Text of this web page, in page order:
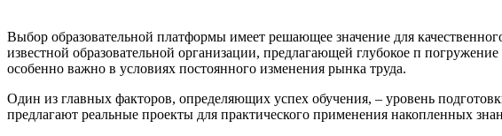
Выбор образовательной платформы имеет решающее значение для
известной образовательной организации, предлагающей глубокое п
особенно важно в условиях постоянного изменения рынка труда.
Один из главных факторов, определяющих успех обучения, – уровень
предлагают реальные проекты для практического применения накопленных